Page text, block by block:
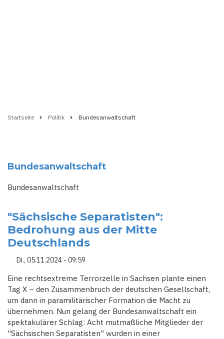
Startseite Politik Bundesanwaltschaft
Bundesanwaltschaft
Bundesanwaltschaft
"Sächsische Separatisten":
Bedrohung aus der Mitte
Deutschlands
Di., 05.11.2024 - 09:59
Eine rechtsextreme Terrorzelle in Sachsen plante einen
Tag X – den Zusammenbruch der deutschen Gesellschaft,
um dann in paramilitärischer Formation die Macht zu
übernehmen. Nun gelang der Bundesanwaltschaft ein
spektakulärer Schlag: Acht mutmaßliche Mitglieder der
"Sächsischen Separatisten" wurden in einer